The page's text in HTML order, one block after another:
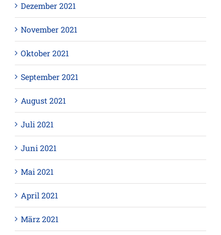
Dezember 2021
November 2021
Oktober 2021
September 2021
August 2021
Juli 2021
Juni 2021
Mai 2021
April 2021
März 2021